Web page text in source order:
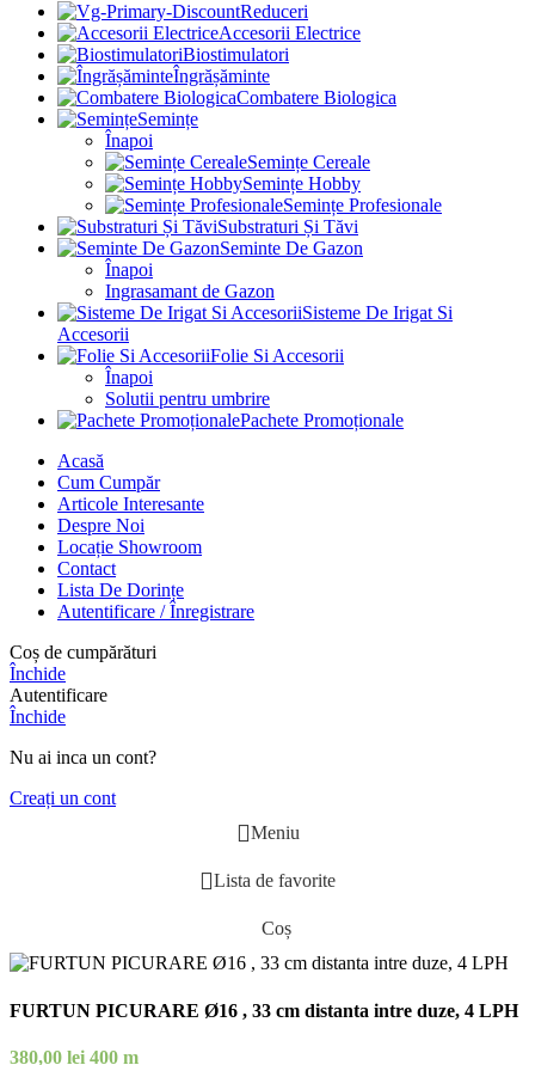
Reduceri
Accesorii Electrice
Biostimulatori
Îngrășăminte
Combatere Biologica
Semințe
Înapoi
Semințe Cereale
Semințe Hobby
Semințe Profesionale
Substraturi Și Tăvi
Seminte De Gazon
Înapoi
Ingrasamant de Gazon
Sisteme De Irigat Si
Accesorii
Folie Si Accesorii
Înapoi
Solutii pentru umbrire
Pachete Promoționale
Acasă
Cum Cumpăr
Articole Interesante
Despre Noi
Locație Showroom
Contact
Lista De Dorințe
Autentificare / Înregistrare
Coș de cumpărături
Închide
Autentificare
Închide
Nu ai inca un cont?
Creați un cont
Meniu
Lista de favorite
Coș
FURTUN PICURARE Ø16 , 33 cm distanta intre duze, 4 LPH
380,00 lei 400 m